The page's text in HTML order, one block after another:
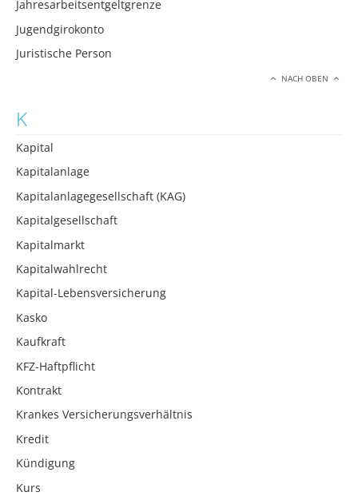
Jahresarbeitsentgeltgrenze
Jugendgirokonto
Juristische Person
NACH OBEN
K
Kapital
Kapitalanlage
Kapitalanlagegesellschaft (KAG)
Kapitalgesellschaft
Kapitalmarkt
Kapitalwahlrecht
Kapital-Lebensversicherung
Kasko
Kaufkraft
KFZ-Haftpflicht
Kontrakt
Krankes Versicherungsverhältnis
Kredit
Kündigung
Kurs